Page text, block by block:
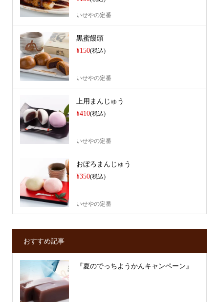
いせやの定番
黒蜜饅頭
¥150(税込)
いせやの定番
上用まんじゅう
¥410(税込)
いせやの定番
おぼろまんじゅう
¥350(税込)
いせやの定番
おすすめ記事
『夏のでっちようかんキャンペーン』